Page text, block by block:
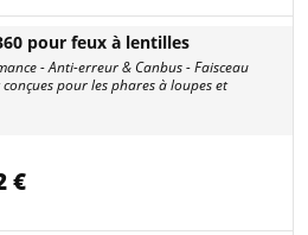
pour feux à lentilles
- Anti-erreur & Canbus - Faisceau
pour les phares à loupes et
€